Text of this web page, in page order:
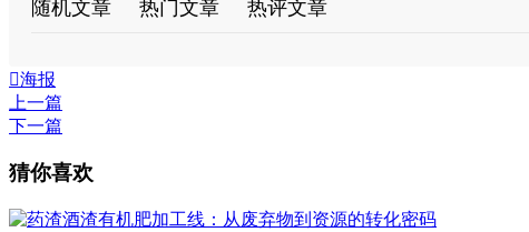
随机文章 热门文章 热评文章
海报
上一篇
下一篇
猜你喜欢